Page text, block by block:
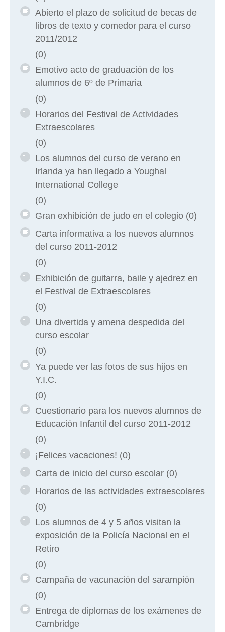
Abierto el plazo de solicitud de becas de
libros de texto y comedor para el curso
2011/2012
(0)
Emotivo acto de graduación de los
alumnos de 6º de Primaria
(0)
Horarios del Festival de Actividades
Extraescolares
(0)
Los alumnos del curso de verano en
Irlanda ya han llegado a Youghal
International College
(0)
Gran exhibición de judo en el colegio (0)
Carta informativa a los nuevos alumnos
del curso 2011-2012
(0)
Exhibición de guitarra, baile y ajedrez en
el Festival de Extraescolares
(0)
Una divertida y amena despedida del
curso escolar
(0)
Ya puede ver las fotos de sus hijos en
Y.I.C.
(0)
Cuestionario para los nuevos alumnos de
Educación Infantil del curso 2011-2012
(0)
¡Felices vacaciones! (0)
Carta de inicio del curso escolar (0)
Horarios de las actividades extraescolares
(0)
Los alumnos de 4 y 5 años visitan la
exposición de la Policía Nacional en el
Retiro
(0)
Campaña de vacunación del sarampión
(0)
Entrega de diplomas de los exámenes de
Cambridge